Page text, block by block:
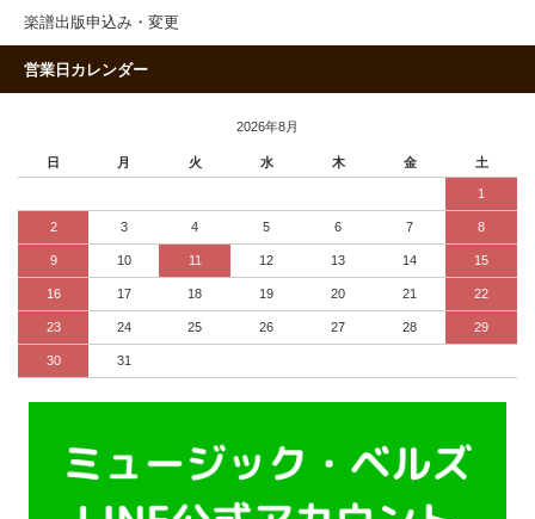
楽譜出版申込み・変更
営業日カレンダー
2026年8月
日 月 火 水 木 金 土
1
2 3 4 5 6 7 8
9 10 11 12 13 14 15
16 17 18 19 20 21 22
23 24 25 26 27 28 29
30 31